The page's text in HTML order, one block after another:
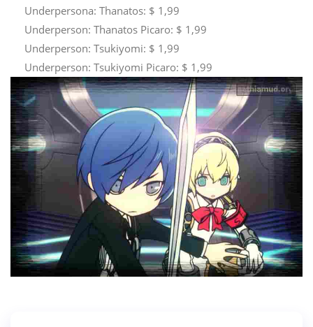
Underpersona: Thanatos: $ 1,99
Underperson: Thanatos Picaro: $ 1,99
Underperson: Tsukiyomi: $ 1,99
Underperson: Tsukiyomi Picaro: $ 1,99